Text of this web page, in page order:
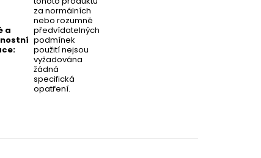
a
:
za normálních
nebo rozumně
předvídatelných
podmínek
použití nejsou
vyžadována
žádná
specifická
opatření.